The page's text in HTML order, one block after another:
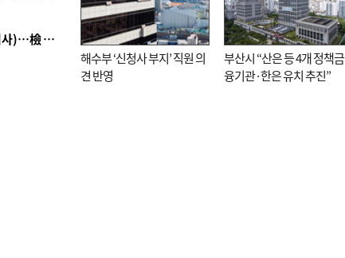
■ 검사 신분 버리고 직급하향(10년 이하 저연차 검사)…檢 중수청행 기피
해수부 ‘신청사 부지’ 직원 의
견 반영
부산시 “산은 등 4개 정책금
융기관·한은 유치 추진”